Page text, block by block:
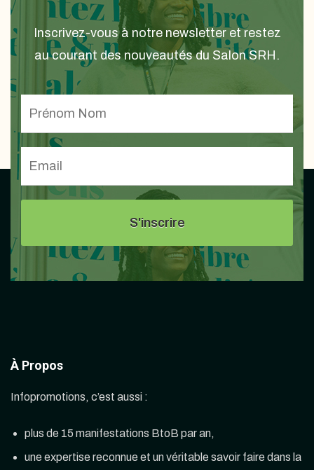
Inscrivez-vous à notre newsletter et restez
au courant des nouveautés du Salon SRH.
À Propos
Infopromotions, c’est aussi :
plus de 15 manifestations BtoB par an,
une expertise reconnue et un véritable savoir faire dans la